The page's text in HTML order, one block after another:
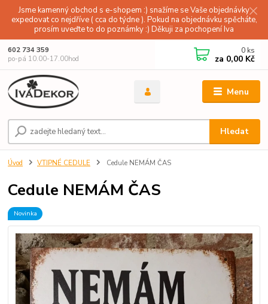
Jsme kamenný obchod s e-shopem :) snažíme se Vaše objednávky
expedovat co nejdříve ( cca do týdne ). Pokud na objednávku spěcháte,
prosím uveďte to do poznámky :) Děkuji za pochopení Iva
Menu
Hledat
602 734 359
po-pá 10.00-17.00hod
0 ks
za 0,00 Kč
Úvod VTIPNÉ CEDULE Cedule NEMÁM ČAS
Cedule NEMÁM ČAS
Novinka